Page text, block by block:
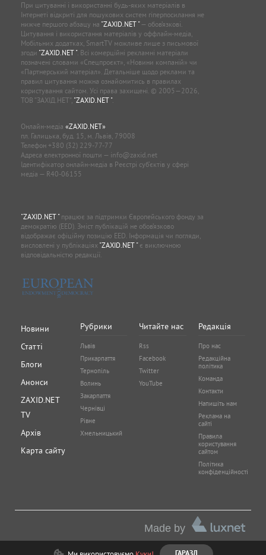
При цитуванні і використанні будь-яких матеріалів в
Інтернеті відкриті для пошукових систем гіперпосилання не
нижче першого абзацу на "ZAXID.NET "— обов’язкові.
Цитування і використання матеріалів у оффлайн-медіа,
Мобільних додатках, SmartTV можливе лише з письмової
згоди "ZAXID.NET ". Всі комерційні рекламні матеріали
позначені словами «Спецпроєкт», «Новини компаній» чи
«Партнерський матеріал». Детальніше щодо реклами та
правил цитування можна ознайомитись в правилах
користування сайтом. Усі права захищені. © 2005—2026,
ТОВ “ЗАХІД.НЕТ”, "ZAXID.NET ".
Онлайн-медіа «ZAXID.NET»
пл. Галицька, буд. 15, м. Львів, 79008
Телефон +380 (32) 229-77-77
Адреса електронної пошти — info@zaxid.net
Ідентифікатор онлайн-медіа в Реєстрі суб'єктів у сфері
медіа — R40-06155
"ZAXID.NET "працює за підтримки Європейського фонду за
демократію (EED). Зміст публікацій не обов’язково
відображає офіційну позицію EED. Інформація чи погляди,
висловлені у публікаціях "ZAXID.NET "є виключною
відповідальністю редакції.
Новини
Статті
Блоги
Анонси
ZAXID.NET
TV
Архів
Карта сайту
Рубрики
Львів
Прикарпаття
Тернопіль
Волинь
Закарпаття
Чернівці
Рівне
Хмельницький
Читайте нас
Rss
Facebook
Twitter
YouTube
Редакція
Про нас
Редакційна
політика
Команда
Контакти
Напишіть нам
Реклама на
сайті
Правила
користування
сайтом
Політика
конфіденційності
Made by